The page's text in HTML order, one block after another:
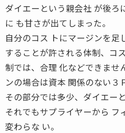
ダイエーという親会社 が後ろ
に も甘さが出てしまった。
自分のコス トにマージンを足
することが許される体制、コ
制では、合理 化などできませ
ンの場合は資本 関係のない３
その部分では多少、ダイエー
それでもサプライヤーから フ
変わらな い。